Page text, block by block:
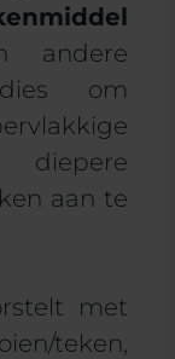
andere
om
diepere
aan te
met
teken,